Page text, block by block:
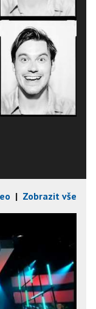
| Zobrazit vše